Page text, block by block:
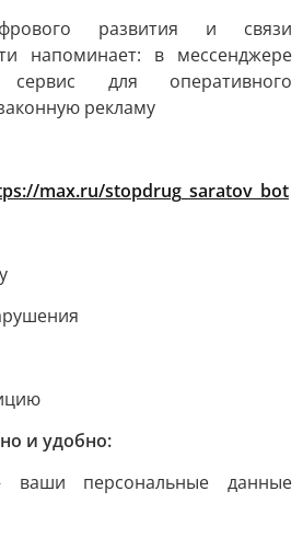
развития и связи
напоминает: в мессенджере
для оперативного
рекламу
max.ru/stopdrug_saratov_bot
и удобно:
персональные данные